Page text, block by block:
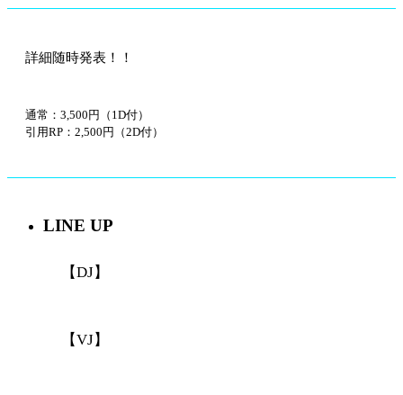
詳細随時発表！！
通常：3,500円（1D付）
引用RP：2,500円（2D付）
LINE UP
【DJ】
【VJ】